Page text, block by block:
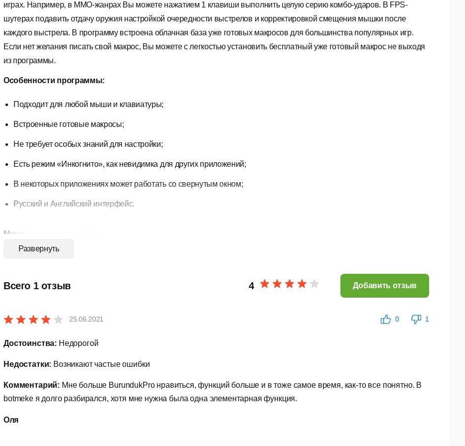
играх. Например, в MMO-жанрах Вы можете нажатием 1 клавиши выполнить целую серию комбо-ударов. В FPS-
шутерах подавить отдачу оружия настройкой очередности выстрелов и корректировкой смещения мышки после
каждого выстрела. В программу встроена облачная база уже готовых макросов для большинства популярных игр.
Если нет желания писать свой макрос, Вы можете с легкостью установить бесплатный уже готовый макрос не выходя
из программы.
Особенности программы:
Подходит для любой мыши и клавиатуры;
Встроенные готовые макросы;
Не требует особых знаний для настройки;
Есть режим «Инкогнито», как невидимка для других приложений;
В некоторых приложениях может работать со свернутым окном;
Русский и Английский интерфейс.
Минимальная настройка:
Развернуть
Всего 1 отзыв 4 Добавить отзыв
25.06.2021 0 1
Достоинства: Недорогой
Недостатки: Возникают частые ошибки
Комментарий: Мне больше BurundukPro нравиться, функций больше и в тоже самое время, как-то все понятно. В
botmeke я долго разбирался, хотя мне нужна была одна элементарная функция.
Оля